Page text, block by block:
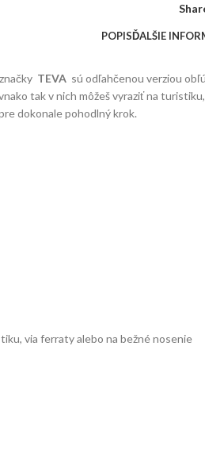
POPISĎALŠIE
TEVA sú odľahčenou verziou
tak v nich môžeš vyraziť na
dokonale pohodlný krok.
via ferraty alebo na bežné nosenie